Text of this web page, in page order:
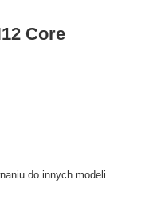
Core
do innych modeli